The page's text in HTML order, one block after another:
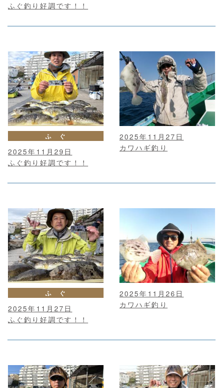
ふぐ釣り好調です！！
ふ ぐ
2025年11月29日
ふぐ釣り好調です！！
2025年11月27日
カワハギ釣り
ふ ぐ
2025年11月27日
ふぐ釣り好調です！！
2025年11月26日
カワハギ釣り